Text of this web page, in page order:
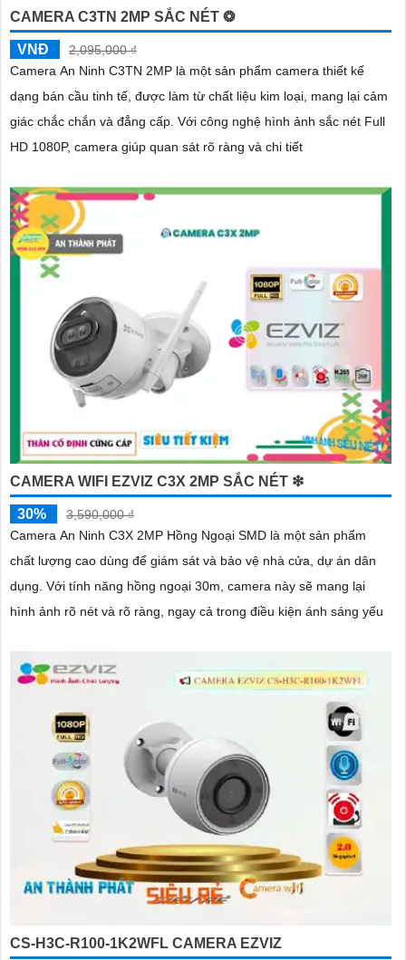
CAMERA C3TN 2MP SẮC NÉT ❂
VNĐ
2,095,000 ₫
Camera An Ninh C3TN 2MP là một sản phẩm camera thiết kế
dạng bán cầu tinh tế, được làm từ chất liệu kim loại, mang lại cảm
giác chắc chắn và đẳng cấp. Với công nghệ hình ảnh sắc nét Full
HD 1080P, camera giúp quan sát rõ ràng và chi tiết
CAMERA WIFI EZVIZ C3X 2MP SẮC NÉT ❇
30%
3,590,000 ₫
Camera An Ninh C3X 2MP Hồng Ngoại SMD là một sản phẩm
chất lượng cao dùng để giám sát và bảo vệ nhà cửa, dự án dân
dụng. Với tính năng hồng ngoại 30m, camera này sẽ mang lại
hình ảnh rõ nét và rõ ràng, ngay cả trong điều kiện ánh sáng yếu
CS-H3C-R100-1K2WFL CAMERA EZVIZ